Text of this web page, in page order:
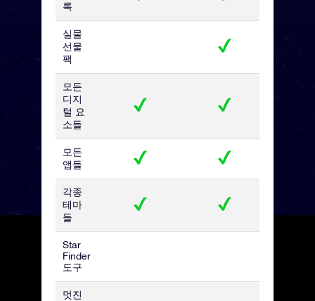
록
실물
선물
팩
모든
디지
털 요
소들
모든
앱들
각종
테마
들
Star
Finder
도구
멋진